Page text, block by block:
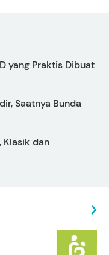
yang Praktis Dibuat
Saatnya Bunda
Klasik dan